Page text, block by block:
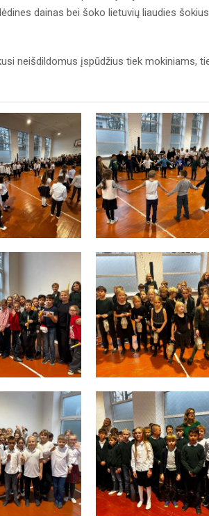
dainas bei šoko lietuvių liaudies
neišdildomus įspūdžius tiek mokiniams,